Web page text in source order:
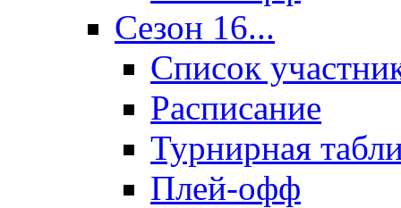
Сезон 16...
Список
Расписание
Турнирная
Плей-офф